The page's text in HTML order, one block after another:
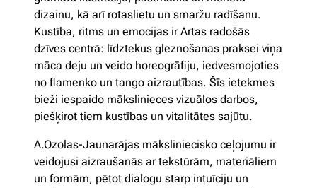
dizainu, kā arī rotaslietu un smaržu radīšanu.
Kustība, ritms un emocijas ir Artas radošās
dzīves centrā: līdztekus gleznošanas praksei viņa
māca deju un veido horeogrāfiju, iedvesmojoties
no flamenko un tango aizrautības. Šīs ietekmes
bieži iespaido mākslinieces vizuālos darbos,
piešķirot tiem kustības un vitalitātes sajūtu.
A.Ozolas-Jaunarājas māksliniecisko ceļojumu ir
veidojusi aizraušanās ar tekstūrām, materiāliem
un formām, pētot dialogu starp intuīciju un